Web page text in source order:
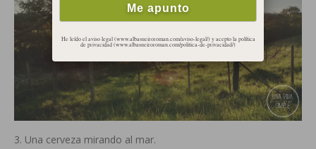
3. Una cerveza mirando al mar.
He leído el aviso legal (www.albasueiroroman.com/aviso-legal/) y acepto la política
de privacidad (www.albasueiroroman.com/politica-de-privacidad/)